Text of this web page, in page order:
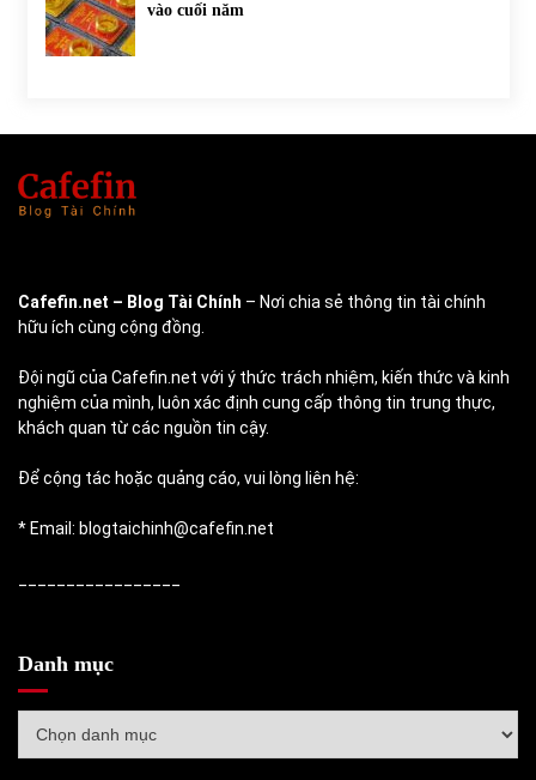
vào cuối năm
Cafefin.net – Blog Tài Chính – Nơi chia sẻ thông tin tài chính
hữu ích cùng cộng đồng.
Đội ngũ của Cafefin.net với ý thức trách nhiệm, kiến thức và kinh
nghiệm của mình, luôn xác định cung cấp thông tin trung thực,
khách quan từ các nguồn tin cậy.
Để cộng tác hoặc quảng cáo, vui lòng liên hệ:
* Email: blogtaichinh@cafefin.net
Danh mục
mục